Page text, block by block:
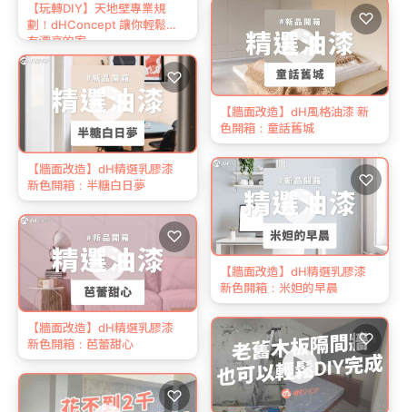
【玩轉DIY】天地壁專業規
劃！dHConcept 讓你輕鬆擁
有漂亮的家
【牆面改造】dH風格油漆 新
色開箱：童話舊城
♡
【牆面改造】dH精選乳膠漆
新色開箱：半糖白日夢
♡
【牆面改造】dH精選乳膠漆
新色開箱：米妲的早晨
♡
【牆面改造】dH精選乳膠漆
新色開箱：芭蕾甜心
♡
♡
♡